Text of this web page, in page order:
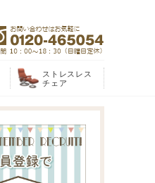
ストレスレス
チェア